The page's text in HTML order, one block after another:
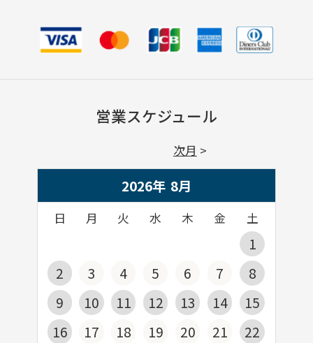
営業スケジュール
2026年 8月
日 月 火 水 木 金 土
1
2
3 4 5 6 7
8
9
10 11 12 13 14
15
16
17 18 19 20 21
22
次月